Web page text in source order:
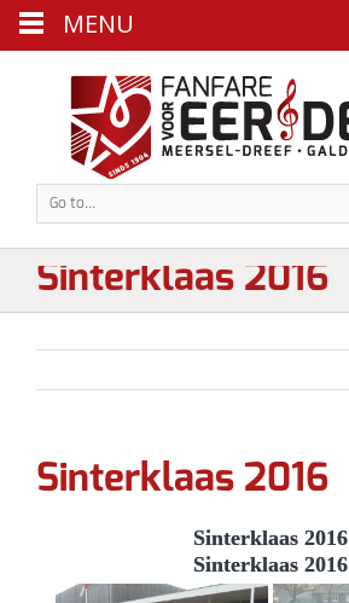
Go to...
Sinterklaas 2016
Sinterklaas 2016
Sinterklaas 2016
Sinterklaas 2016
MENU